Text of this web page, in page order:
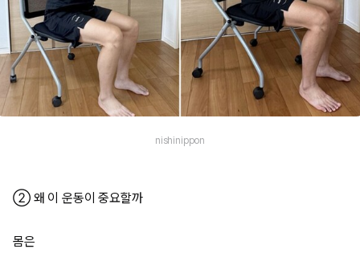
nishinippon
② 왜 이 운동이 중요할까
몸은